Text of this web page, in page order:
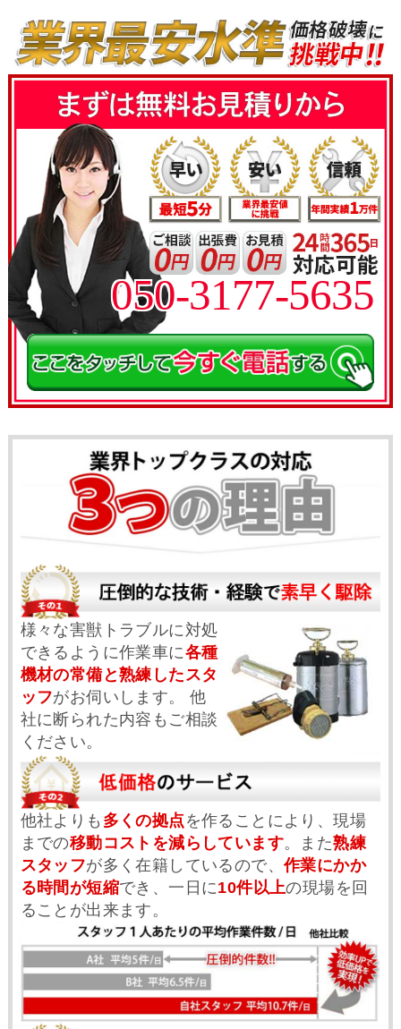
050-3177-5635
様々な害獣トラブルに対処
できるように作業車に各種
機材の常備と熟練したスタ
ッフがお伺いします。 他
社に断られた内容もご相談
ください。
他社よりも 多くの拠点 を作ることにより、現場
までの移動コストを減らしています。また熟練
スタッフが多く在籍しているので、作業にかか
る時間が短縮でき、一日に10件以上の現場を回
ることが出来ます。